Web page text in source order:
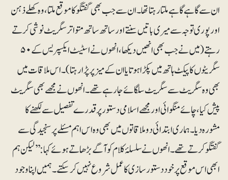
ان سے گاہے گاہے ملتا رہتا تھا۔ ان سے جب بھی گفتگو کا موقع ملتا، وہ کھلے ذہن
اور پوری توجہ سے میری باتیں سنتے اور ساتھ ساتھ متواتر سگریٹ نوشی کرتے
رہتے (میں نے جب بھی انھیں دیکھا، انھوں نے اسٹیٹ ایکسپریس کے ۵۰
سگریٹوں کا پیکٹ ہاتھ میں پکڑا ہوتا یا ان کے میز پر پڑا رہتا)۔ اس ملاقات میں
بھی وہ سگریٹ سے سگریٹ سلگائے جا رہے تھے۔ انھوں نے مجھے بھی سگریٹ
پیش کیا، چائے منگوائی اور مجھے اسلامی دستور پر قدرے تفصیل سے لکھنے کا
مشورہ دیا۔ ہماری ابتدائی دو ملاقاتوں میں بھی وہ اس اہم مسئلے پر سنجیدگی سے
گفتگو کرتے تھے۔ انھوں نے سلسلۂ کلام کو آگے بڑھاتے ہوئے کہا: ’’لیکن ہم
ابھی اس موقع پر خود دستورسازی کا عمل شروع نہیں کرسکتے۔ ہمیں اپنا وجود